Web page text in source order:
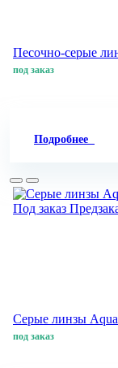
Песочно-серые
под заказ
Подробнее
Под заказ
Серые линзы
под заказ